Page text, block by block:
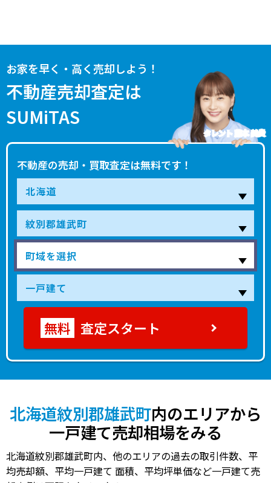
字雄武 800万円 -分 450.00㎡ 250.00㎡
字雄武 300万円 510.00㎡ 125.00㎡
字雄武 920 - -分 33 年 800.00㎡ 130.00㎡
字北雄武 1,400万円 - -分 24 年 330.00㎡ 125.00㎡
字雄武 200万円 - -分 57 年 560.00㎡ 105.00㎡
字雄武 500万円 - -分 34 年 300.00㎡ 130.00㎡
字雄武 450万円 - -分 35 年 580.00㎡ 125.00㎡
字雄武 400万円 - -分 39 年 270.00㎡ 125.00㎡
400万円 - -分 52 年
お家を早く・高く売却しよう！
不動産売却査定は
SUMiTAS
不動産の売却・買取査定は無料です！
タレント 藤本 美貴
査定スタート
北海道紋別郡雄武町内のエリアから
一戸建て売却相場をみる
北海道紋別郡雄武町内、他のエリアの過去の取引件数、平
均売却額、平均一戸建て 面積、平均坪単価など一戸建て売